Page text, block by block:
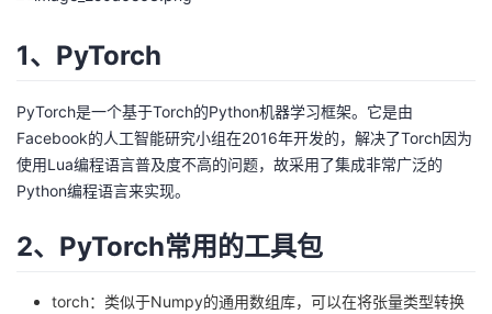
者
我
博
的
我
1、PyTorch
PyTorch是一个基于Torch的Python机器学习框架。它是由
Facebook的人工智能研究小组在2016年开发的，解决了Torch因为
使用Lua编程语言普及度不高的问题，故采用了集成非常广泛的
Python编程语言来实现。
2、PyTorch常用的工具包
torch：类似于Numpy的通用数组库，可以在将张量类型转换